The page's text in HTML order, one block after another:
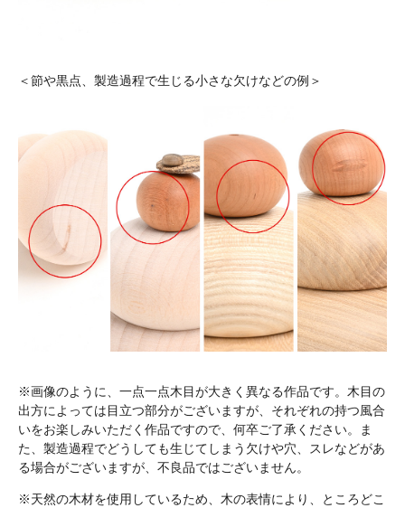
＜節や黒点、製造過程で生じる小さな欠けなどの例＞
※画像のように、一点一点木目が大きく異なる作品です。木目の
出方によっては目立つ部分がございますが、それぞれの持つ風合
いをお楽しみいただく作品ですので、何卒ご了承ください。ま
た、製造過程でどうしても生じてしまう欠けや穴、スレなどがあ
る場合がございますが、不良品ではございません。
※天然の木材を使用しているため、木の表情により、ところどこ